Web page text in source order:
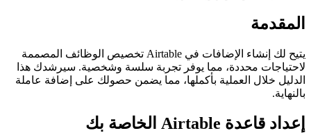
المقدمة
يتيح لك إنشاء الإضافات في Airtable تخصيص الوظائف المصممة
لاحتياجات محددة، مما يوفر تجربة سلسة وشخصية. سيرشدك هذا
الدليل خلال العملية بأكملها، مما يضمن حصولك على إضافة عاملة
بالنهاية.
إعداد قاعدة Airtable الخاصة بك